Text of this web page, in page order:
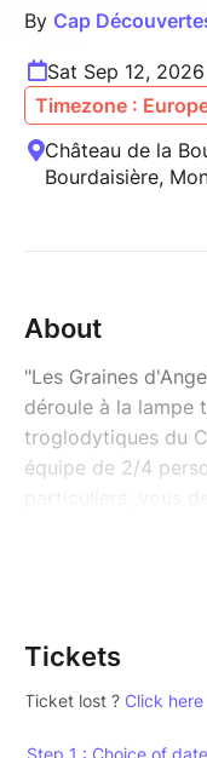
By Cap
Sat Sep 12,
Timezone :
Château de la
Bourdaisière,
About
"Les Graines
déroule à la lampe
troglodytiques du
équipe de 2/4
particuliers, vous
partir de 10
Inclus: billet
Tickets